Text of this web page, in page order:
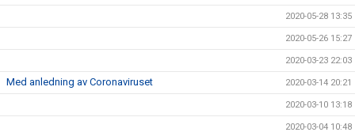
2020-05-28 13:35
2020-05-26 15:27
2020-03-23 22:03
Med anledning av Coronaviruset 2020-03-14 20:21
2020-03-10 13:18
2020-03-04 10:48